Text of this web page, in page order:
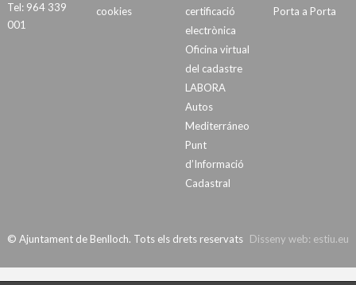
Tel: 964 339
001
cookies
certificació
electrònica
Oficina virtual
del cadastre
LABORA
Autos
Mediterráneo
Punt
d’Informació
Cadastral
Porta a Porta
Disseny web: estiu.eu
© Ajuntament de Benlloch. Tots els drets reservats